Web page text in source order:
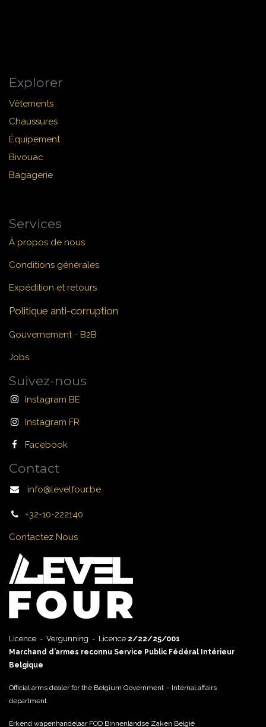
Explorer
Vêtements
Chaussures
Équipement
Bivouac
Bagagerie
Services
À propos de nous
Conditions générales
Expédition et retours
Politique anti-corruption
Gouvernement - B2B
Jobs
Suivez-nous
Instagram BE
Instagram FR
Facebook
Contact
info@levelfour.be
+32-10-222140
Contactez Nous
Licence - Vergunning - Licence 2/22/25/001
Marchand d’armes reconnu Service Public Fédéral Intérieur
Belgique
Official arms dealer for the Belgium Government – Internal affairs
department.
Erkend wapenhandelaar FOD Binnenlandse Zaken België